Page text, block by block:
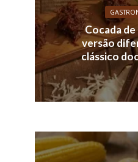
Cocada
versão
clássico